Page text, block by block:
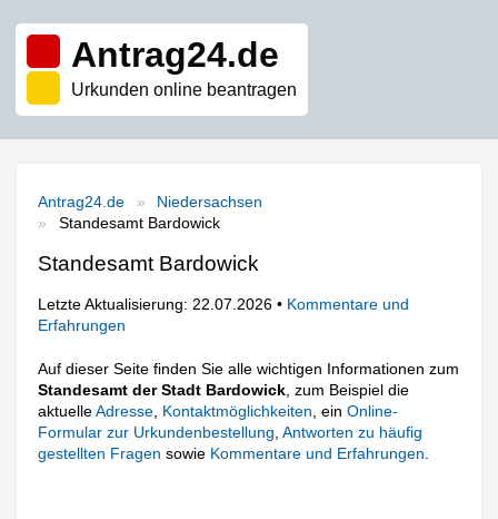
Antrag24.de
Urkunden online beantragen
Antrag24.de
Niedersachsen
Standesamt Bardowick
Standesamt Bardowick
Letzte Aktualisierung: 22.07.2026 • Kommentare und
Erfahrungen
Auf dieser Seite finden Sie alle wichtigen Informationen zum
Standesamt der Stadt Bardowick , zum Beispiel die
aktuelleAdresse Kontaktmöglichkeiten , einOnline-
Formular zur Urkundenbestellung ,Antworten zu häufig
gestellten Fragen sowie Kommentare und Erfahrungen